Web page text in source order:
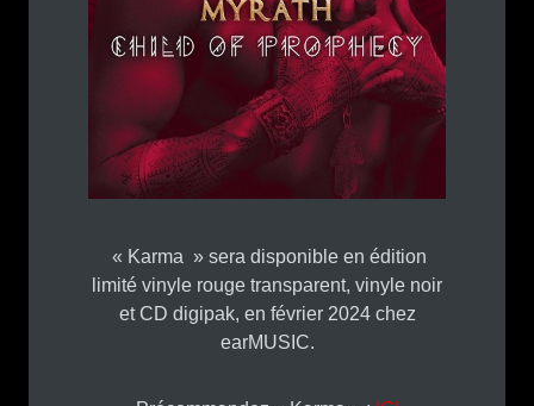
« Karma » sera disponible en édition
limité vinyle rouge transparent, vinyle noir
et CD digipak, en février 2024 chez
earMUSIC.